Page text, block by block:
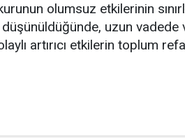
olumsuz etkilerinin
uzun vadede
artırıcı etkilerin toplum